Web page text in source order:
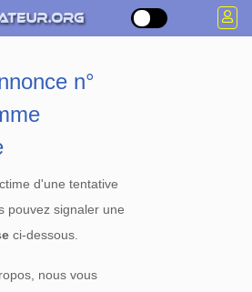
n°
d'une tentative
pouvez signaler une
ci-dessous.
nous vous